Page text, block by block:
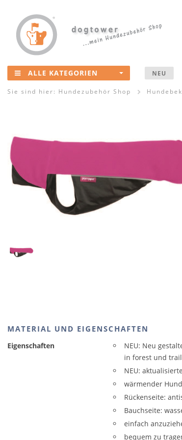
ALLE KATEGORIEN NEU
Sie sind hier: Hundezubehör Shop
MATERIAL UND EIGENSCHAFTEN
Eigenschaften
NEU: Neu
in forest und
NEU:
wärmender
Rückenseite:
Bauchseite:
einfach
bequem zu